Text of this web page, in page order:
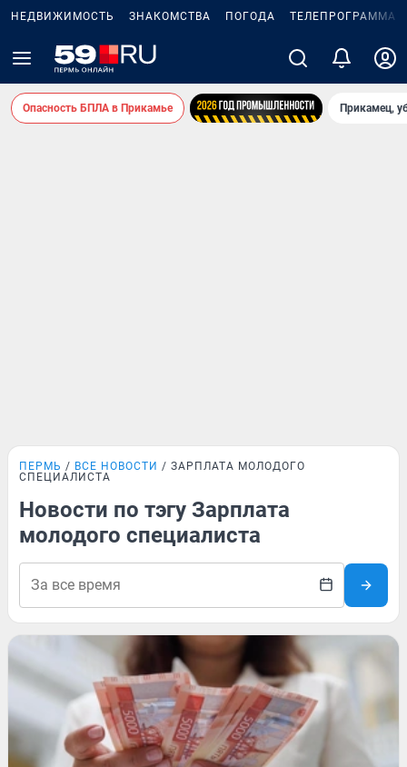
НЕДВИЖИМОСТЬ ЗНАКОМСТВА ПОГОДА ТЕЛЕПРОГРАММА
Опасность БПЛА в Прикамье Прикамец,
ПЕРМЬ ВСЕ НОВОСТИ
ЗАРПЛАТА МОЛОДОГО
СПЕЦИАЛИСТА
Новости по тэгу Зарплата
молодого специалиста